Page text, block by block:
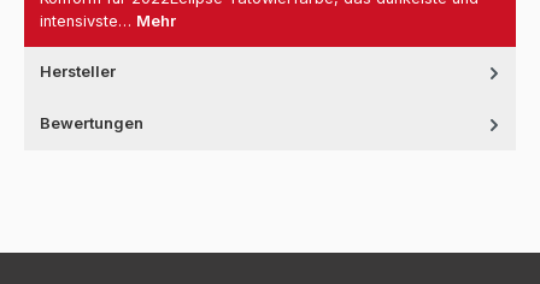
intensivste… Mehr
Hersteller
Bewertungen